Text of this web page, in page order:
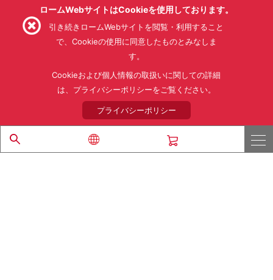
利用目的
プライバシーポリシー
サイトマップ
ローム製品の販売に関する標準契約条件書(PDF)
© 1997 - 2026 ROHM CO., LTD. ALL RIGHTS RESERVED.
ロームWebサイトはCookieを使用しております。
引き続きロームWebサイトを閲覧・利用すること
で、Cookieの使用に同意したものとみなしま
す。
Cookieおよび個人情報の取扱いに関しての詳細
は、プライバシーポリシーをご覧ください。
プライバシーポリシー